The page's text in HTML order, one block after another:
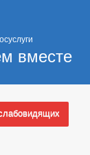
вместе